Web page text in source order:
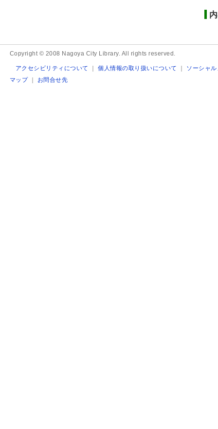
Copyright © 2008 Nagoya City Library. All rights reserved.
アクセシビリティについて ｜個人情報の取り扱いについて ｜ ソーシャ
マップ｜ お問合せ先